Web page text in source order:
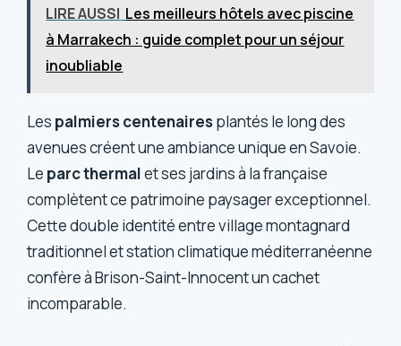
LIRE AUSSI Les meilleurs hôtels avec piscine
à Marrakech : guide complet pour un séjour
inoubliable
Les palmiers centenaires plantés le long des
avenues créent une ambiance unique en Savoie.
Le parc thermalet ses jardins à la française
complètent ce patrimoine paysager exceptionnel.
Cette double identité entre village montagnard
traditionnel et station climatique méditerranéenne
confère à Brison-Saint-Innocent un cachet
incomparable.